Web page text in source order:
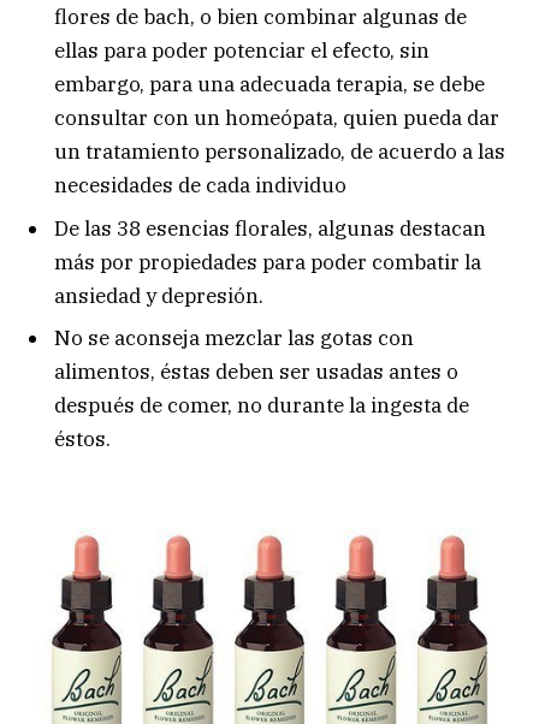
flores de bach, o bien combinar algunas de
ellas para poder potenciar el efecto, sin
embargo, para una adecuada terapia, se debe
consultar con un homeópata, quien pueda dar
un tratamiento personalizado, de acuerdo a las
necesidades de cada individuo
De las 38 esencias florales, algunas destacan
más por propiedades para poder combatir la
ansiedad y depresión.
No se aconseja mezclar las gotas con
alimentos, éstas deben ser usadas antes o
después de comer, no durante la ingesta de
éstos.